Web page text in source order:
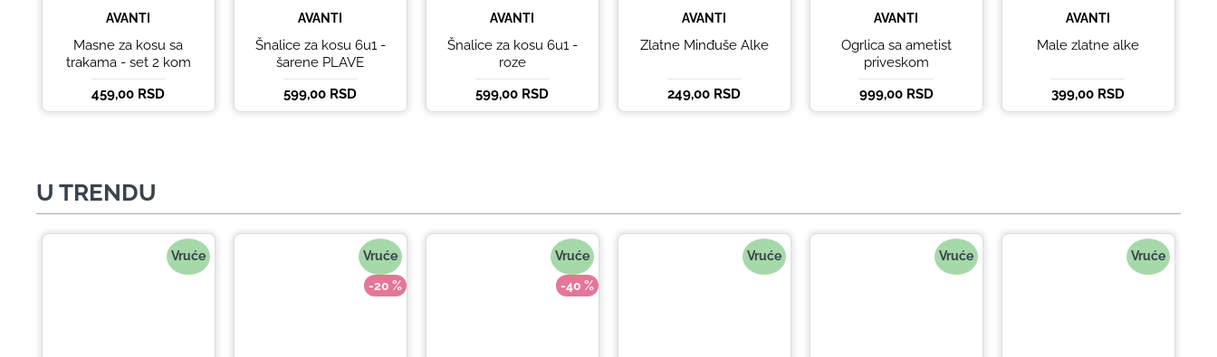
AVANTI
Masne za kosu sa
trakama - set 2 kom
459,00 RSD
AVANTI
Šnalice za kosu 6u1 -
šarene PLAVE
599,00 RSD
AVANTI
Šnalice za kosu 6u1 -
roze
599,00 RSD
AVANTI
Zlatne Minđuše Alke
249,00 RSD
AVANTI
Ogrlica sa ametist
priveskom
999,00 RSD
AVANTI
Male zlatne alke
399,00 RSD
U TRENDU
Vruće Vruće
-20 %
Vruće
-40 %
Vruće Vruće Vruće